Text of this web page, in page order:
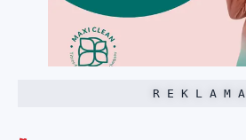
R E K L A M A